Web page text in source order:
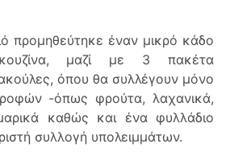
προμηθεύτηκε έναν μικρό κάδο
μαζί με 3 πακέτα
όπου θα συλλέγουν μόνο
-όπως φρούτα, λαχανικά,
καθώς και ένα φυλλάδιο
συλλογή υπολειμμάτων.